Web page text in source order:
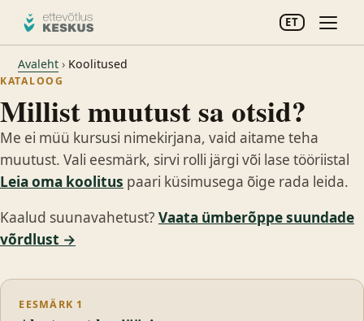
ET
Avaleht › Koolitused
KATALOOG
Millist muutust sa otsid?
Me ei müü kursusi nimekirjana, vaid aitame teha
muutust. Vali eesmärk, sirvi rolli järgi või lase tööriistal
Leia oma koolitus paari küsimusega õige rada leida.
Kaalud suunavahetust? Vaata ümberõppe suundade
võrdlust →
EESMÄRK 1